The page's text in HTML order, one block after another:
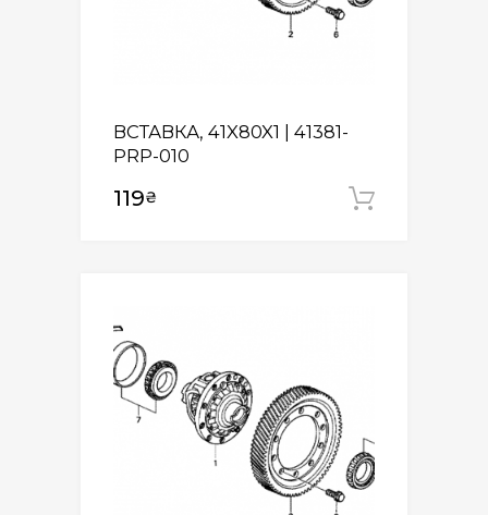
ВСТАВКА, 41X80X1 | 41381-
PRP-010
119₴